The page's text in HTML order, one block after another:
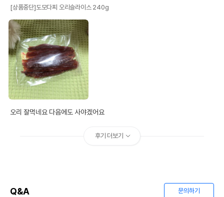
[상품중단]도모다찌 오리슬라이스 240g
오리 잘먹네요 다음에도 사야겠어요
후기 더보기
Q&A 문의하기